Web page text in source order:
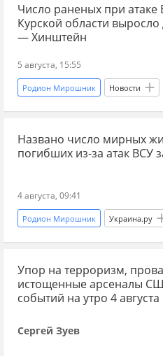
регионы развитие
инфраструктура
Число раненых при
Курской области
— Хинштейн
5 августа, 15:55
Родион Мирошник Новости
Хинштейн Украина.ру
главное атака атака
Названо число мирных
погибших из-за атак ВСУ
4 августа, 09:41
Родион Мирошник Украина.ру
Военные преступления удары
беспилотники ВСУ
Вооруженные силы Украины
Упор на терроризм,
истощенные арсеналы
событий на утро 4 августа
Сергей Зуев